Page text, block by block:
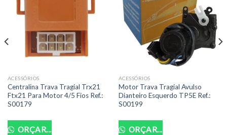
ACESSÓRIOS
Centralina Trava Tragial Trx21
Ftx21 Para Motor 4/5 Fios Ref.:
S00179
ORÇAR...
ACESSÓRIOS
Motor Trava Tragial Avulso
Dianteiro Esquerdo TP5E Ref.:
S00199
ORÇAR...